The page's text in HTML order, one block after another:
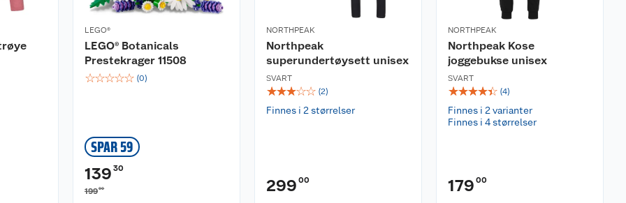
LEGO®
LEGO® Botanicals
Prestekrager 11508
☆☆☆☆☆ (0)
SPAR 59
139 30
19900
NORTHPEAK
Northpeak
superundertøysett unisex
SVART
☆☆☆☆☆ (2)
Finnes i 2 størrelser
299 00
NORTHPEAK
Northpeak Kose
joggebukse unisex
SVART
☆☆☆☆☆ (4)
Finnes i 2 varianter
Finnes i 4 størrelser
179 00